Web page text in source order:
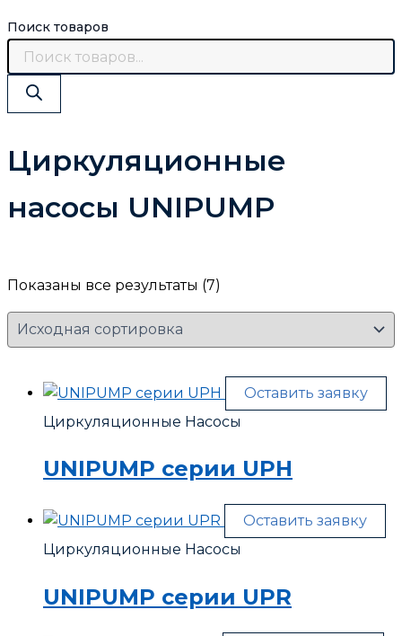
Поиск товаров
Циркуляционные
насосы UNIPUMP
Показаны все результаты (7)
Оставить заявку
Циркуляционные Насосы
UNIPUMP серии UPH
Оставить заявку
Циркуляционные Насосы
UNIPUMP серии UPR